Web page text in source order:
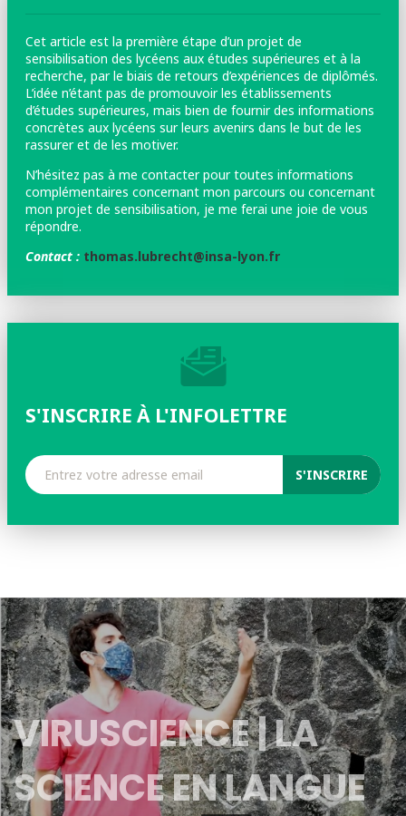
Cet article est la première étape d’un projet de
sensibilisation des lycéens aux études supérieures et à la
recherche, par le biais de retours d’expériences de diplômés.
L’idée n’étant pas de promouvoir les établissements
d’études supérieures, mais bien de fournir des informations
concrètes aux lycéens sur leurs avenirs dans le but de les
rassurer et de les motiver.
N’hésitez pas à me contacter pour toutes informations
complémentaires concernant mon parcours ou concernant
mon projet de sensibilisation, je me ferai une joie de vous
répondre.
Contact : thomas.lubrecht@insa-lyon.fr
S'INSCRIRE À L'INFOLETTRE
VIRUSCIENCE | LA
SCIENCE EN LANGUE